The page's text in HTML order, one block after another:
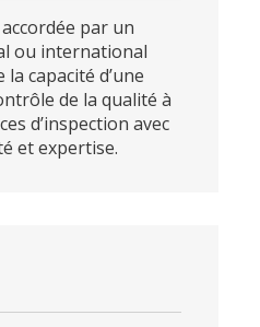
par un
ou international
capacité d’une
de la qualité à
d’inspection avec
et expertise.